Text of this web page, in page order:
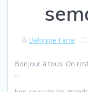
Delphine Ferre
Bonjour à tous! On
…